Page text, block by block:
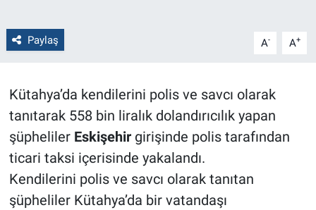
Paylaş A- A+
Kütahya’da kendilerini polis ve savcı olarak
tanıtarak 558 bin liralık dolandırıcılık yapan
şüpheliler Eskişehirgirişinde polis tarafından
ticari taksi içerisinde yakalandı.
Kendilerini polis ve savcı olarak tanıtan
şüpheliler Kütahya’da bir vatandaşı
Çevre
Magazin
Bilim ve Teknoloji